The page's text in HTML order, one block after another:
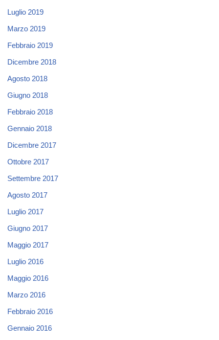
Luglio 2019
Marzo 2019
Febbraio 2019
Dicembre 2018
Agosto 2018
Giugno 2018
Febbraio 2018
Gennaio 2018
Dicembre 2017
Ottobre 2017
Settembre 2017
Agosto 2017
Luglio 2017
Giugno 2017
Maggio 2017
Luglio 2016
Maggio 2016
Marzo 2016
Febbraio 2016
Gennaio 2016